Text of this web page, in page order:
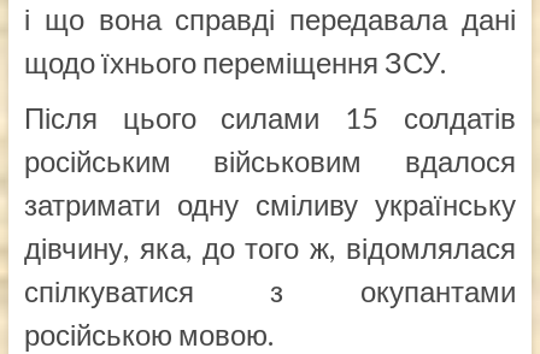
і що вона справді передавала дані
щодо їхнього переміщення ЗСУ.
Після цього силами 15 солдатів
російським військовим вдалося
затримати одну сміливу українську
дівчину, яка, до того ж, відомлялася
спілкуватися з окупантами
російською мовою.